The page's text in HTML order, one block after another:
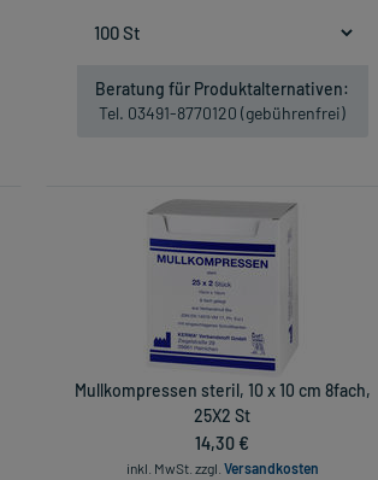
Beratung für Produktalternativen:
Tel. 03491-8770120 (gebührenfrei)
Mullkompressen steril, 10 x 10 cm 8fach,
25X2 St
14,30 €
inkl. MwSt. zzgl. Versandkosten